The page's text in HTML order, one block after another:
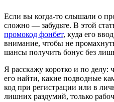
Если вы когда‑то слышали о
сложно — забудьте. В этой
промокод фонбет, куда его
внимание, чтобы не
шансы получить бонус без
Я расскажу коротко и по делу:
его найти, какие подводные
код при регистрации или в
лишних раздумий, только